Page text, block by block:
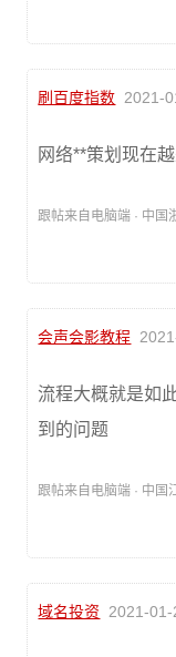
刷百度指数 2021-
网络**策划现在
跟帖来自电脑端 · 中国
会声会影教程
流程大概就是如
到的问题
跟帖来自电脑端 · 中国
域名投资 2021-